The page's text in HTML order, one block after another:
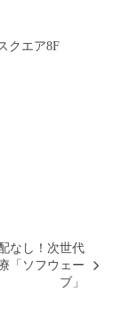
クエア8F
なし！次世代
「ソフウェー
ブ」